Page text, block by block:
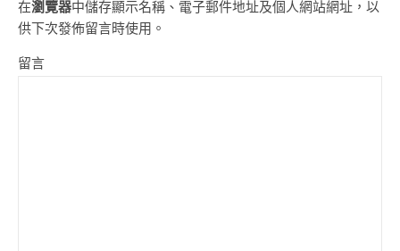
在瀏覽器中儲存顯示名稱、電子郵件地址及個人網站網址，以
供下次發佈留言時使用。
留言